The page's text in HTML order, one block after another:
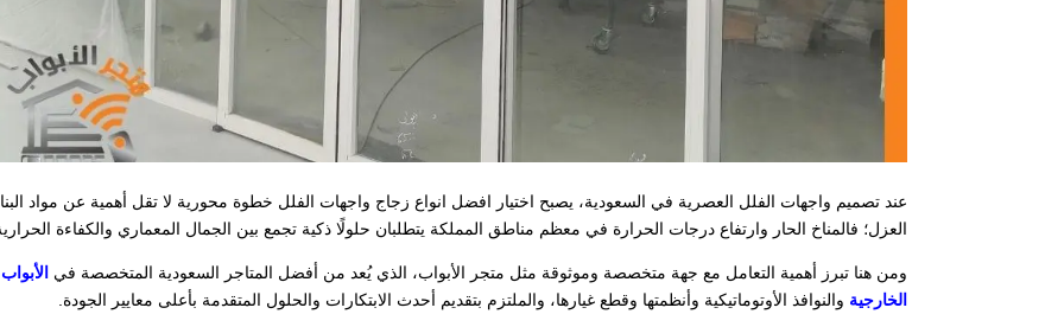
عند تصميم واجهات الفلل العصرية في السعودية، يصبح اختيار افضل انواع زجاج واجهات الفلل​ خطوة محورية لا تقل أهمية عن مواد
العزل؛ فالمناخ الحار وارتفاع درجات الحرارة في معظم مناطق المملكة يتطلبان حلولًا ذكية تجمع بين الجمال المعماري والكفاءة
ومن هنا تبرز أهمية التعامل مع جهة متخصصة وموثوقة مثل متجر الأبواب، الذي يُعد من أفضل المتاجر السعودية المتخصصة في الأبواب
الخارجية والنوافذ الأوتوماتيكية وأنظمتها وقطع غيارها، والملتزم بتقديم أحدث الابتكارات والحلول المتقدمة بأعلى معايير الجودة.